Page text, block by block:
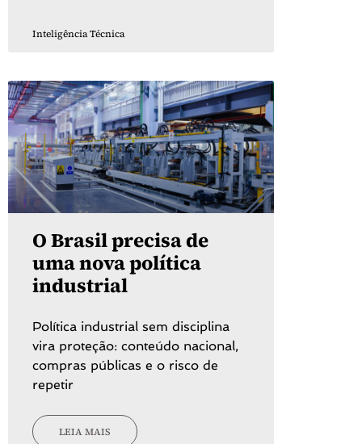
Inteligência Técnica
O Brasil precisa de
uma nova política
industrial
Política industrial sem disciplina
vira proteção: conteúdo nacional,
compras públicas e o risco de
repetir
LEIA MAIS